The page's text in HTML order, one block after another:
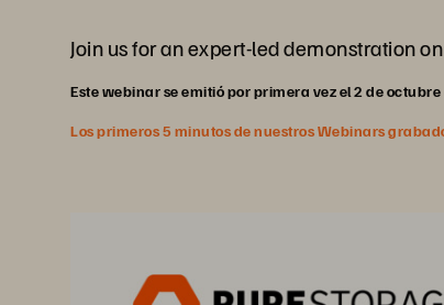
Join us for an expert-led demonstration
Este webinar se emitió por primera vez el 2 de
Los primeros 5 minutos de nuestros Webinars